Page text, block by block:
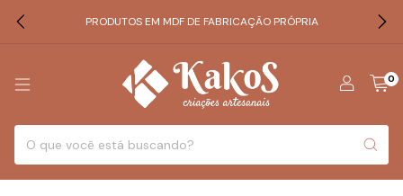
PRODUTOS EM MDF DE FABRICAÇÃO PRÓPRIA
0